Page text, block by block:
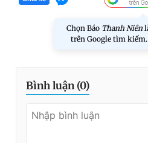
Chọn Báo Thanh Niên
trên Google tìm kiếm.
Bình luận (0)